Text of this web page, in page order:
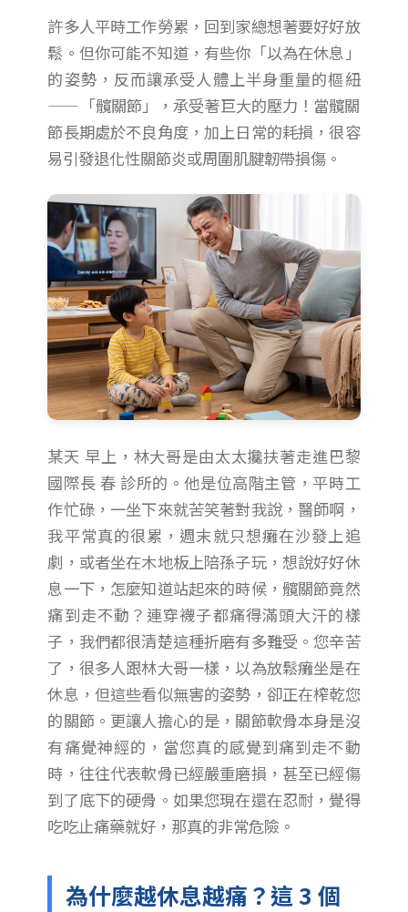
許多人平時工作勞累，回到家總想著要好好放
鬆。但你可能不知道，有些你「以為在休息」
的姿勢，反而讓承受人體上半身重量的樞紐
——「髖關節」，承受著巨大的壓力！當髖關
節長期處於不良角度，加上日常的耗損，很容
易引發退化性關節炎或周圍肌腱韌帶損傷。
某天 早上，林大哥是由太太攙扶著走進巴黎
國際長 春 診所的。他是位高階主管，平時工
作忙碌，一坐下來就苦笑著對我說，醫師啊，
我平常真的很累，週末就只想癱在沙發上追
劇，或者坐在木地板上陪孫子玩，想說好好休
息一下，怎麼知道站起來的時候，髖關節竟然
痛到走不動？連穿襪子都痛得滿頭大汗的樣
子，我們都很清楚這種折磨有多難受。您辛苦
了，很多人跟林大哥一樣，以為放鬆癱坐是在
休息，但這些看似無害的姿勢，卻正在榨乾您
的關節。更讓人擔心的是，關節軟骨本身是沒
有痛覺神經的，當您真的感覺到痛到走不動
時，往往代表軟骨已經嚴重磨損，甚至已經傷
到了底下的硬骨。如果您現在還在忍耐，覺得
吃吃止痛藥就好，那真的非常危險。
為什麼越休息越痛？這 3 個